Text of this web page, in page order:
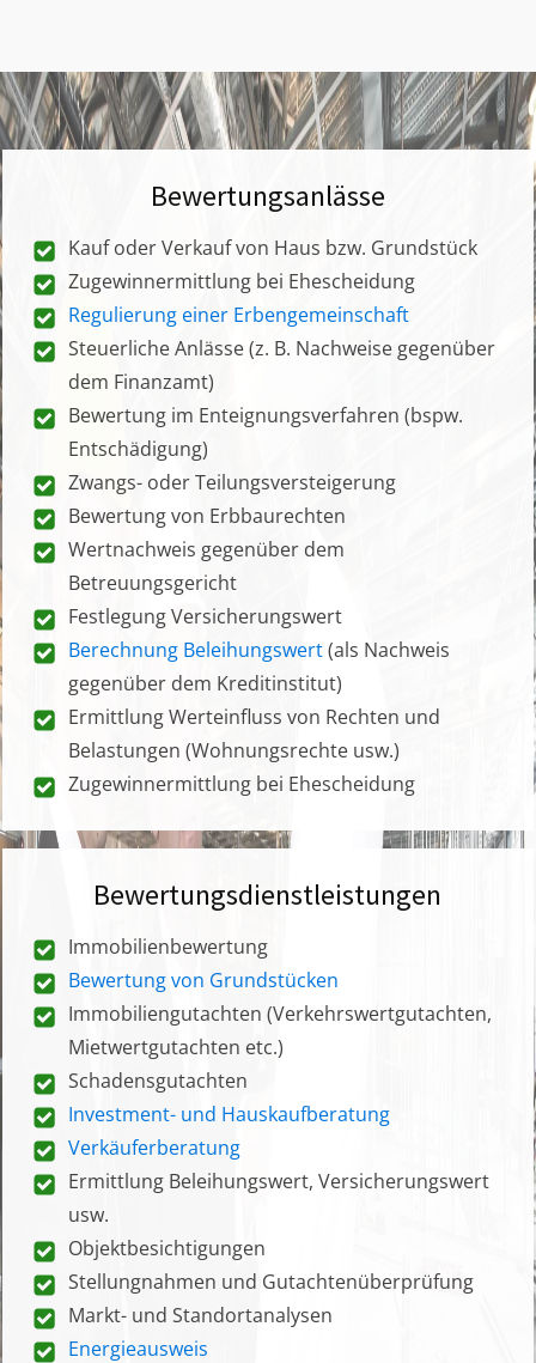
Bewertungsanlässe
Kauf oder Verkauf von Haus bzw. Grundstück
Zugewinnermittlung bei Ehescheidung
Regulierung einer Erbengemeinschaft
Steuerliche Anlässe (z. B. Nachweise gegenüber
dem Finanzamt)
Bewertung im Enteignungsverfahren (bspw.
Entschädigung)
Zwangs- oder Teilungsversteigerung
Bewertung von Erbbaurechten
Wertnachweis gegenüber dem
Betreuungsgericht
Festlegung Versicherungswert
Berechnung Beleihungswert(als Nachweis
gegenüber dem Kreditinstitut)
Ermittlung Werteinfluss von Rechten und
Belastungen (Wohnungsrechte usw.)
Zugewinnermittlung bei Ehescheidung
Bewertungsdienstleistungen
Immobilienbewertung
Bewertung von Grundstücken
Immobiliengutachten (Verkehrswertgutachten,
Mietwertgutachten etc.)
Schadensgutachten
Investment- und Hauskaufberatung
Verkäuferberatung
Ermittlung Beleihungswert, Versicherungswert
usw.
Objektbesichtigungen
Stellungnahmen und Gutachtenüberprüfung
Markt- und Standortanalysen
Energieausweis